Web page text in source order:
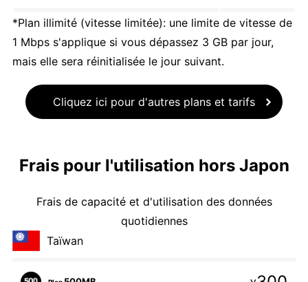
*Plan illimité (vitesse limitée): une limite de vitesse de
1 Mbps s'applique si vous dépassez 3 GB par jour,
mais elle sera réinitialisée le jour suivant.
Cliquez ici pour d'autres plans et tarifs
Frais pour l'utilisation hors Japon
Frais de capacité et d'utilisation des données
quotidiennes
Taïwan